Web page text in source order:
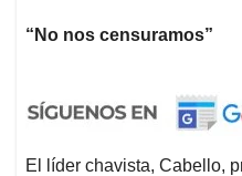
“No nos censuramos”
El líder chavista, Cabello,